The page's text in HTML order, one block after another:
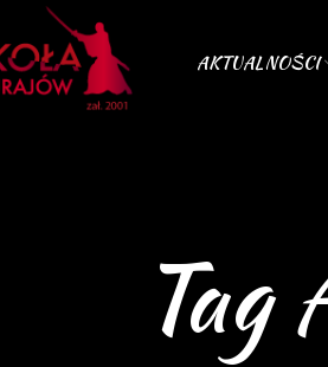
AKTUALNOŚCI
Tag